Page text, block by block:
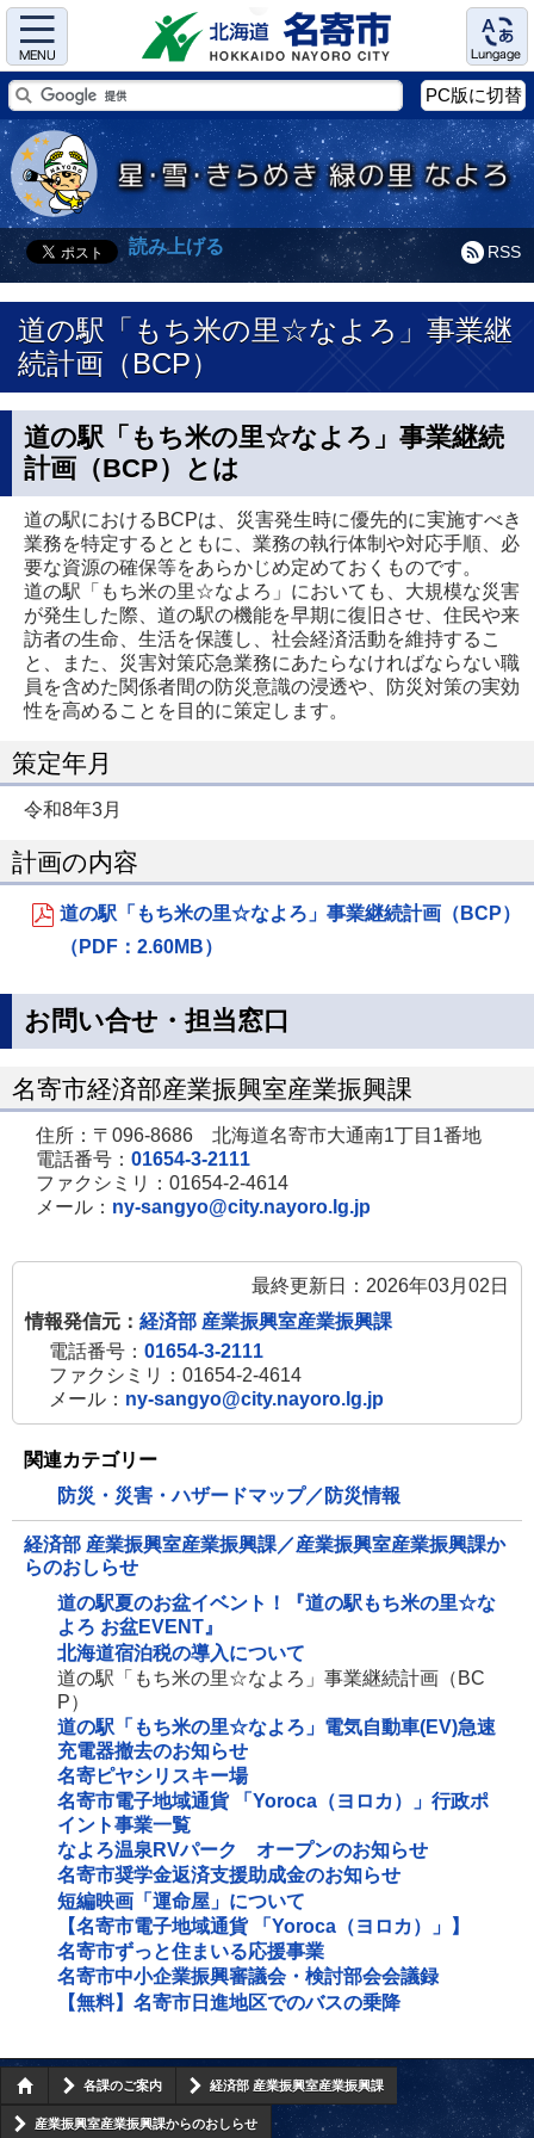
Menu Language
PC版に切替
RSS
読み上げる
道の駅「もち米の里☆なよろ」事業継
続計画（BCP）
道の駅「もち米の里☆なよろ」事業継続
計画（BCP）とは
道の駅におけるBCPは、災害発生時に優先的に実施すべき
業務を特定するとともに、業務の執行体制や対応手順、必
要な資源の確保等をあらかじめ定めておくものです。
道の駅「もち米の里☆なよろ」においても、大規模な災害
が発生した際、道の駅の機能を早期に復旧させ、住民や来
訪者の生命、生活を保護し、社会経済活動を維持するこ
と、また、災害対策応急業務にあたらなければならない職
員を含めた関係者間の防災意識の浸透や、防災対策の実効
性を高めることを目的に策定します。
策定年月
令和8年3月
計画の内容
道の駅「もち米の里☆なよろ」事業継続計画（BCP）
（PDF：2.60MB）
お問い合せ・担当窓口
名寄市経済部産業振興室産業振興課
住所：〒096-8686 北海道名寄市大通南1丁目1番地
電話番号： 01654-3-2111
ファクシミリ：01654-2-4614
メール： ny-sangyo@city.nayoro.lg.jp
最終更新日：2026年03月02日
情報発信元： 経済部 産業振興室産業振興課
電話番号： 01654-3-2111
ファクシミリ：01654-2-4614
メール： ny-sangyo@city.nayoro.lg.jp
関連カテゴリー
防災・災害・ハザードマップ／防災情報
経済部 産業振興室産業振興課／産業振興室産業振興課か
らのおしらせ
道の駅夏のお盆イベント！『道の駅もち米の里☆な
よろ お盆EVENT』
北海道宿泊税の導入について
道の駅「もち米の里☆なよろ」事業継続計画（BC
P）
道の駅「もち米の里☆なよろ」電気自動車(EV)急速
充電器撤去のお知らせ
名寄ピヤシリスキー場
名寄市電子地域通貨 「Yoroca（ヨロカ）」行政ポ
イント事業一覧
なよろ温泉RVパーク オープンのお知らせ
名寄市奨学金返済支援助成金のお知らせ
短編映画「運命屋」について
【名寄市電子地域通貨 「Yoroca（ヨロカ）」】
名寄市ずっと住まいる応援事業
名寄市中小企業振興審議会・検討部会会議録
【無料】名寄市日進地区でのバスの乗降
各課のご案内 経済部 産業振興室産業振興課
産業振興室産業振興課からのおしらせ